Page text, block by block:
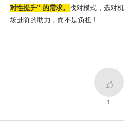
对性提升” 的需求。 找对模式，选对
场进阶的助力，而不是负担！

1